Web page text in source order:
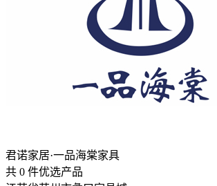
君诺家居·一品海棠家具
共 0 件优选产品